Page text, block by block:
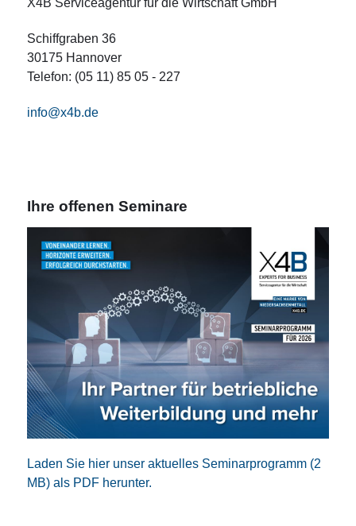
X4B Serviceagentur für die Wirtschaft GmbH
Schiffgraben 36
30175 Hannover
Telefon: (05 11) 85 05 - 227
info@x4b.de
Ihre offenen Seminare
Laden Sie hier unser aktuelles Seminarprogramm (2
MB) als PDF herunter.